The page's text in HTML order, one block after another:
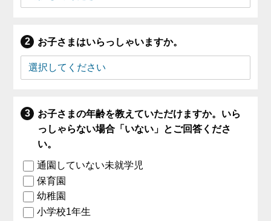
お子さまはいらっしゃいますか。
お子さまの年齢を教えていただけますか。いら
っしゃらない場合「いない」とご回答くださ
い。
通園していない未就学児
保育園
幼稚園
小学校1年生